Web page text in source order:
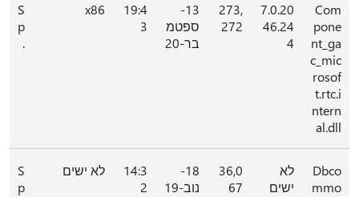
Com
pone
nt_ga
c_mic
rosof
t.rtc.i
ntern
al.dll
7.0.20
46.24
4
273,
272
13-
ספטמ
בר-20
19:4
3
x86
S
p
.
Dbco
mmo
לא
ישים
36,0
67
18-
נוב-19
14:3
2
לא ישים
S
p